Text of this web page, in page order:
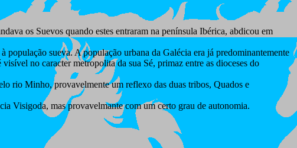
os Suevos quando estes entraram na península Ibérica, abdicou em
sueva. A população urbana da Galécia era já predominantemente
no caracter metropolita da sua Sé, primaz entre as dioceses do
rio Minho, provavelmente um reflexo das duas tribos, Quados e
Visigoda, mas provavelmante com um certo grau de autonomia.